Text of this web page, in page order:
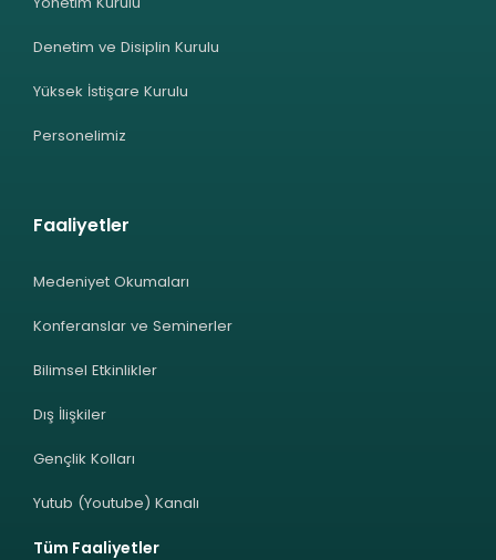
Denetim ve Disiplin Kurulu
Yüksek İstişare Kurulu
Personelimiz
Faaliyetler
Medeniyet Okumaları
Konferanslar ve Seminerler
Bilimsel Etkinlikler
Dış İlişkiler
Gençlik Kolları
Yutub (Youtube) Kanalı
Tüm Faaliyetler